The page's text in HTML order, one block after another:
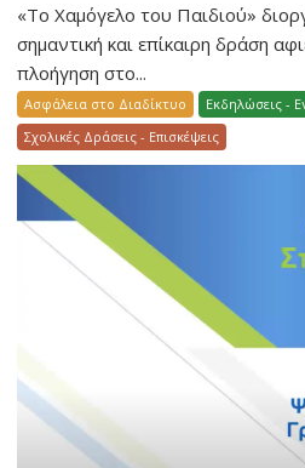
«Το Χαμόγελο του Παιδιού»
σημαντική και επίκαιρη δράση
πλοήγηση στο...
Ασφάλεια στο Διαδίκτυο Εκδηλώσεις -
Σχολικές Δράσεις - Επισκέψεις